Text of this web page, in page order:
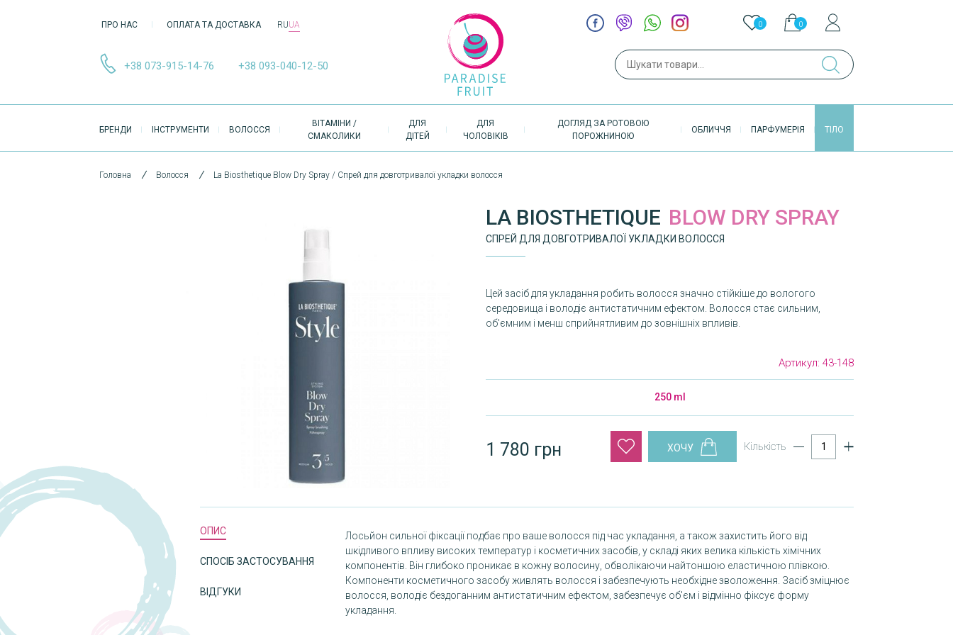
ПРО НАС ОПЛАТА ТА ДОСТАВКА RUUA
+38 073-915-14-76 +38 093-040-12-50
0 0
Пошук
НАВІҐАЦІЯ
БРЕНДИ ІНСТРУМЕНТИ ВОЛОССЯ
ВІТАМІНИ /
СМАКОЛИКИ
ДЛЯ
ДІТЕЙ
ДЛЯ
ЧОЛОВІКІВ
ДОГЛЯД ЗА РОТОВОЮ
ПОРОЖНИНОЮ
ОБЛИЧЧЯ ПАРФУМЕРІЯ ТІЛО
Головна Волосся La Biosthetique Blow Dry Spray / Спрей для довготривалої укладки волосся
LA BIOSTHETIQUE BLOW DRY SPRAY
СПРЕЙ ДЛЯ ДОВГОТРИВАЛОЇ УКЛАДКИ ВОЛОССЯ
Цей засіб для укладання робить волосся значно стійкіше до вологого
середовища і володіє антистатичним ефектом. Волосся стає сильним,
об'ємним і менш сприйнятливим до зовнішніх впливів.
Артикул: 43-148
250 ml
Кількість
1 780 грн
ОПИС
СПОСІБ ЗАСТОСУВАННЯ
ВІДГУКИ
Лосьйон сильної фіксації подбає про ваше волосся під час укладання, а також захистить його від
шкідливого впливу високих температур і косметичних засобів, у складі яких велика кількість хімічних
компонентів. Він глибоко проникає в кожну волосину, обволікаючи найтоншою еластичною плівкою.
Компоненти косметичного засобу живлять волосся і забезпечують необхідне зволоження. Засіб зміцнює
волосся, володіє бездоганним антистатичним ефектом, забезпечує об'єм і відмінно фіксує форму
укладання.